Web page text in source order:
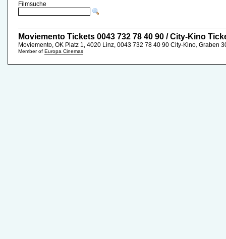
Filmsuche
Moviemento Tickets 0043 732 78 40 90 / City-Kino
Moviemento, OK Platz 1, 4020 Linz, 0043 732 78 40 90 City-Kino Graben
Member of Europa Cinemas